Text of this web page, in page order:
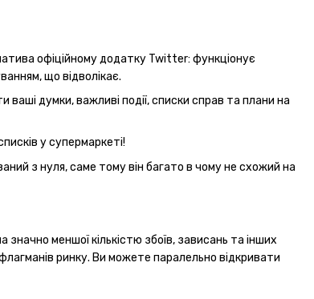
офіційному додатку Twitter: функціонує
що відволікає.
думки, важливі події, списки справ та плани на
у супермаркеті!
з нуля, саме тому він багато в чому не схожий на
меншої кількістю збоїв, зависань та інших
ринку. Ви можете паралельно відкривати